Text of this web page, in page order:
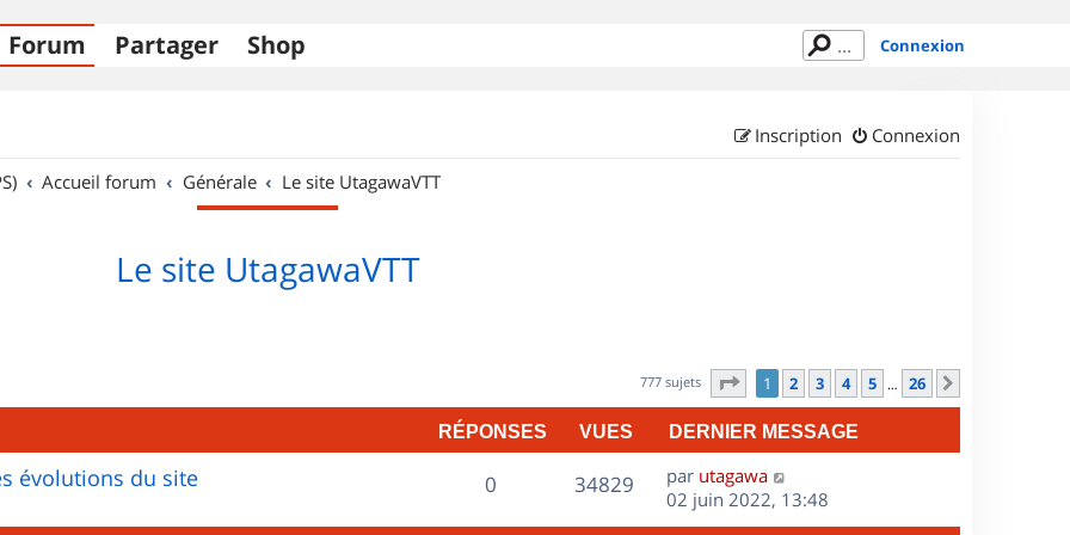
Forum Partager Shop Connexion
Connexion
Inscription
Accueil forum Générale Le site UtagawaVTT
Le site UtagawaVTT
777 sujets Page sur26
1 2 3 4 5 … 26
RÉPONSES VUES DERNIER MESSAGE
évolutions du site 0R
é
34829V
u
D
e
r
par utagawa
02 juin 2022, 13:48